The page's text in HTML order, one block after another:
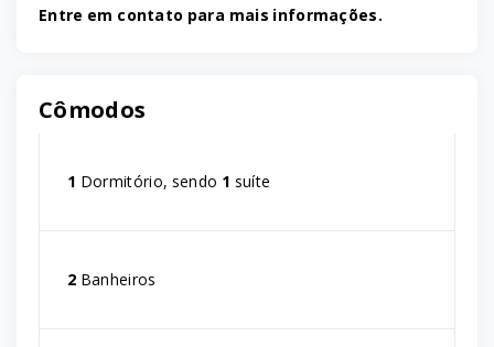
Entre em contato para mais informações.
Cômodos
1 Dormitório, sendo 1 suíte
2 Banheiros